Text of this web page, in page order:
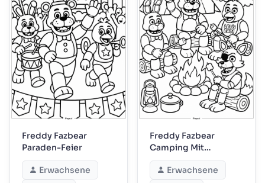
Freddy Fazbear
Paraden-Feier
Erwachsene
Freddy Fazbear
Camping Mit
Freunden
Erwachsene